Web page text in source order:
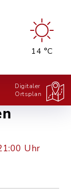
14 °C
Digitaler
Ortsplan
Uhr